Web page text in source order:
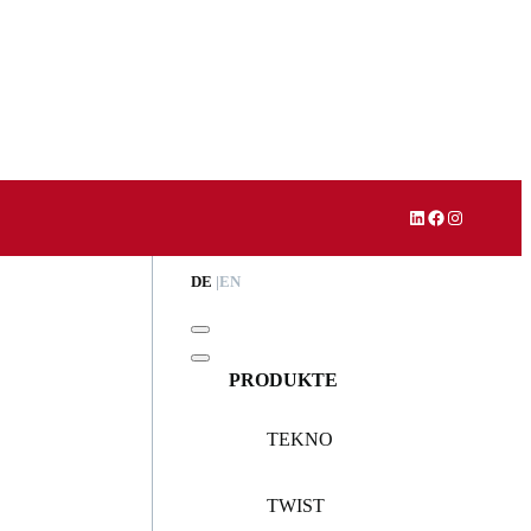
LinkedIn
Facebook
Instagram
DE EN
PRODUKTE
TEKNO
TWIST